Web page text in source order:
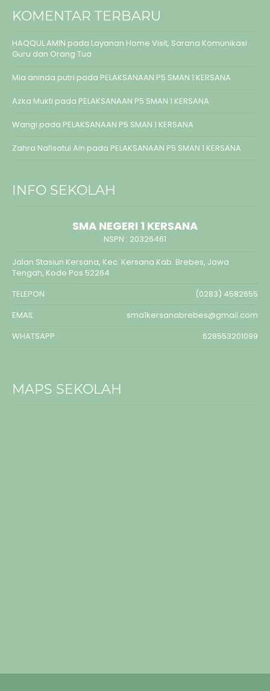
KOMENTAR TERBARU
HAQQUL AMIN pada Layanan Home Visit, Sarana Komunikasi
Guru dan Orang Tua
Mia aninda putri pada PELAKSANAAN P5 SMAN 1 KERSANA
Azka Mukti pada PELAKSANAAN P5 SMAN 1 KERSANA
Wangi pada PELAKSANAAN P5 SMAN 1 KERSANA
Zahra Nafisatul Ain pada PELAKSANAAN P5 SMAN 1 KERSANA
INFO SEKOLAH
SMA NEGERI 1 KERSANA
NSPN : 20326461
Jalan Stasiun Kersana, Kec. Kersana Kab. Brebes, Jawa
Tengah, Kode Pos 52264
TELEPON
(0283) 4582655
EMAIL
sma1kersanabrebes@gmail.com
WHATSAPP
628553201099
MAPS SEKOLAH